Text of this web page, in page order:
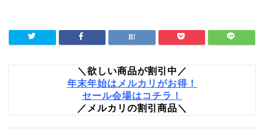
＼欲しい商品が割引中／
年末年始はメルカリがお得！
セール会場はコチラ！
／メルカリの割引商品＼